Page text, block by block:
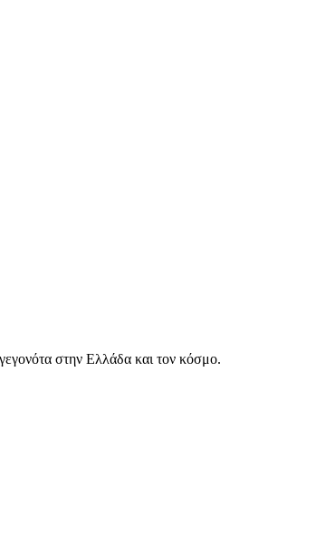
στην Ελλάδα και τον κόσμο.